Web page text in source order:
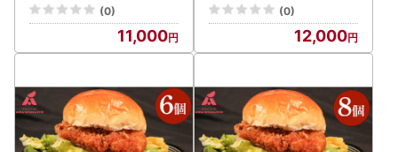
(0)
11,000
(0)
12,000